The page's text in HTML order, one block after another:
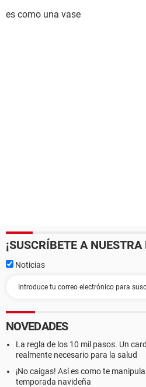
es como una vase
¡SUSCRÍBETE A
Noticias
NOVEDADES
La regla de los 10 mil pasos. Un
realmente necesario para la salud
¡No caigas! Así es como te
temporada navideña